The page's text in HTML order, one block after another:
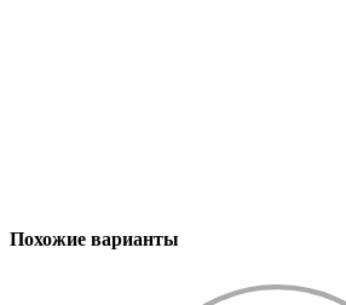
Похожие варианты